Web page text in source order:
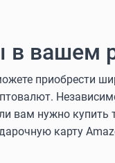
вашем
приобрести
вам нужно
карту